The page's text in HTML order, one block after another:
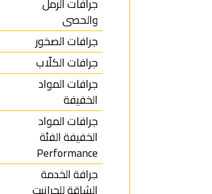
جرافات الرمل
والحصى
جرافات الصخور
جرافات الكلّاب
جرافات المواد
الخفيفة
جرافات المواد
الخفيفة الفئة
Performance
جرافة الخدمة